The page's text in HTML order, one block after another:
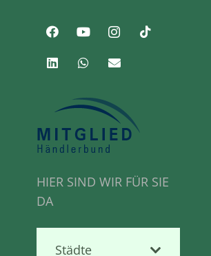
HIER SIND WIR FÜR SIE
DA
Städte